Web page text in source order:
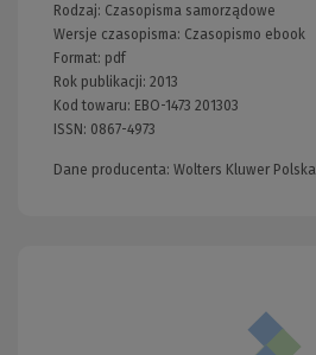
Rodzaj: Czasopisma samorządowe
Wersje czasopisma: Czasopismo ebook
Format: pdf
Rok publikacji: 2013
Kod towaru: EBO-1473 201303
ISSN: 0867-4973
Dane producenta: Wolters Kluwer Polska